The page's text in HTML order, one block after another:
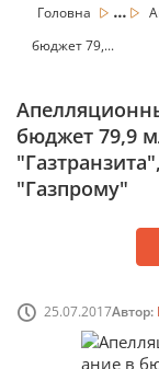
Головна ...
бюджет 79,...
бюджет 79,9
"Газпрому"
25.07.2017Автор: